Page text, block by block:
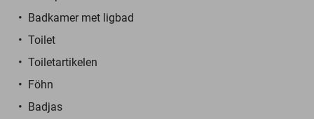
Badkamer met ligbad
Toilet
Toiletartikelen
Föhn
Badjas